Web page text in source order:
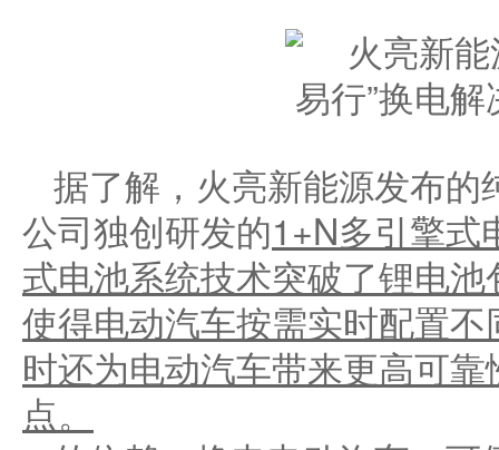
据了解，火亮新能源发布
公司独创研发的1+N多引擎式
式电池系统技术突破了锂电
使得电动汽车按需实时配置
时还为电动汽车带来更高可靠
点。